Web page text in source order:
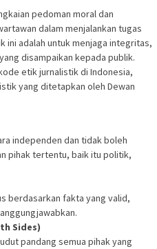
pedoman moral dan
dalam menjalankan tugas
ini adalah untuk menjaga integritas,
disampaikan kepada publik.
etik jurnalistik di Indonesia,
yang ditetapkan oleh Dewan
independen dan tidak boleh
pihak tertentu, baik itu politik,
berdasarkan fakta yang valid,
Sides)
pandang semua pihak yang